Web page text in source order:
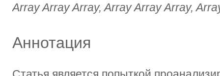
Array Array Array, Array Array Array,
Аннотация